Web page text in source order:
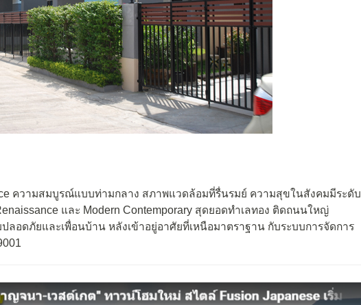
ความสมบูรณ์แบบท่ามกลาง สภาพแวดล้อมที่รื่นรมย์ ความสุขในสังคมมีระดับ
และ Modern Contemporary สุดยอดทำเลทอง ติดถนนใหญ่
ลอดภัยและเพื่อนบ้าน หลังเข้าอยู่อาศัยที่เหนือมาตราฐาน กับระบบการจัดการ